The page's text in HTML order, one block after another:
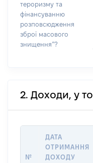
тероризму та
фінансуванню
розповсюдження
зброї масового
знищення”?
2. Доходи, у
№
ДАТА
ОТРИМАННЯ
ДОХОДУ